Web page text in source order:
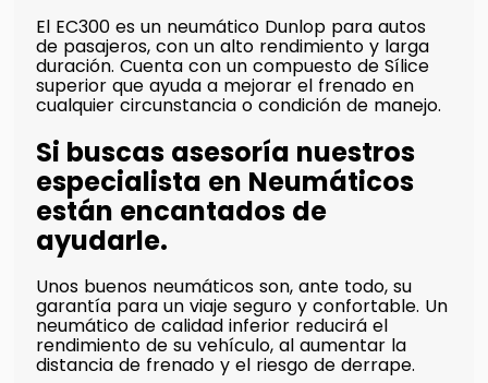
El EC300 es un neumático Dunlop para autos
de pasajeros, con un alto rendimiento y larga
duración. Cuenta con un compuesto de Sílice
superior que ayuda a mejorar el frenado en
cualquier circunstancia o condición de manejo.
Si buscas asesoría nuestros
especialista en Neumáticos
están encantados de
ayudarle.
Unos buenos neumáticos son, ante todo, su
garantía para un viaje seguro y confortable. Un
neumático de calidad inferior reducirá el
rendimiento de su vehículo, al aumentar la
distancia de frenado y el riesgo de derrape.